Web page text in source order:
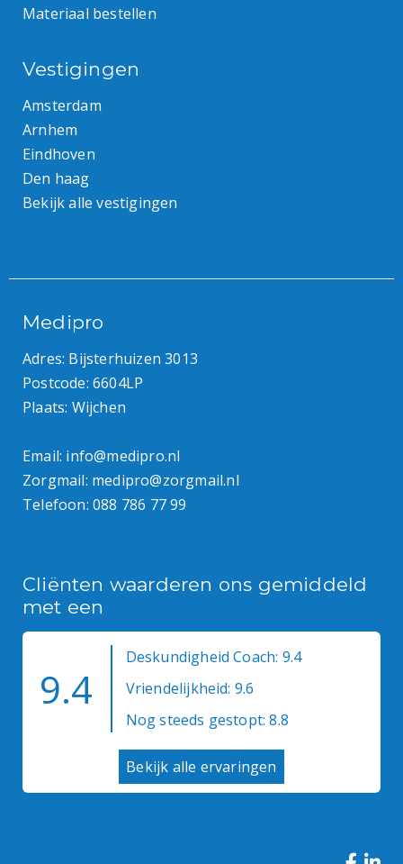
Materiaal bestellen
Vestigingen
Amsterdam
Arnhem
Eindhoven
Den haag
Bekijk alle vestigingen
Medipro
Adres: Bijsterhuizen 3013
Postcode: 6604LP
Plaats: Wijchen
Email: info@medipro.nl
Zorgmail: medipro@zorgmail.nl
Telefoon: 088 786 77 99
Cliënten waarderen ons gemiddeld
met een
9.4
Deskundigheid Coach: 9.4
Vriendelijkheid: 9.6
Nog steeds gestopt: 8.8
Bekijk alle ervaringen